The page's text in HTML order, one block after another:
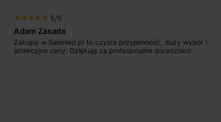
star star star star star 5/5
Adam Zasada
Zakupy w Salonled.pl to czysta przyjemność; duży wybór i
atrakcyjne ceny. Dziękuję za profesjonalne doradztwo!